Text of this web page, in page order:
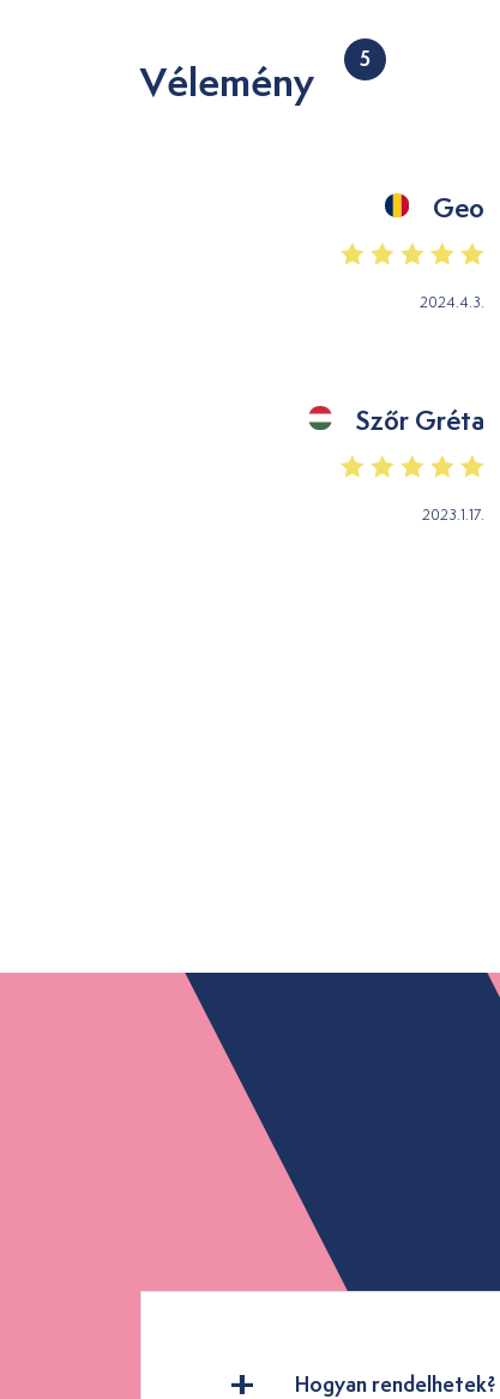
Vélemény 5
Geo
2024.4.3.
Szőr Gréta
2023.1.17.
Hogyan rendelhetek?